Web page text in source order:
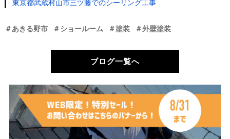
東京都武蔵村山市三ツ藤でのシーリング工事
＃あきる野市 ＃ショールーム ＃塗装 ＃外壁塗装
ブログ一覧へ